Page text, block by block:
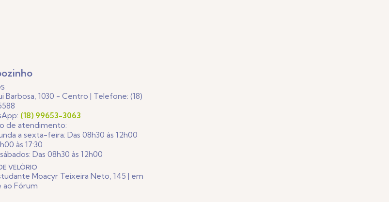
Barbosa, 1030 - Centro | Telefone: (18)
(18) 99653-3063
de atendimento:
a sexta-feira: Das 08h30 às 12h00
às 17:30
Das 08h30 às 12h00
VELÓRIO
Moacyr Teixeira Neto, 145 | em
ao Fórum